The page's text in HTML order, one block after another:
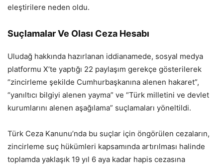
eleştirilere neden oldu.
Suçlamalar Ve Olası Ceza Hesabı
Uludağ hakkında hazırlanan iddianamede, sosyal medya
platformu X’te yaptığı 22 paylaşım gerekçe gösterilerek
“zincirleme şekilde Cumhurbaşkanına alenen hakaret”,
“yanıltıcı bilgiyi alenen yayma” ve “Türk milletini ve devlet
kurumlarını alenen aşağılama” suçlamaları yöneltildi.
Türk Ceza Kanunu’nda bu suçlar için öngörülen cezaların,
zincirleme suç hükümleri kapsamında artırılması halinde
toplamda yaklaşık 19 yıl 6 aya kadar hapis cezasına